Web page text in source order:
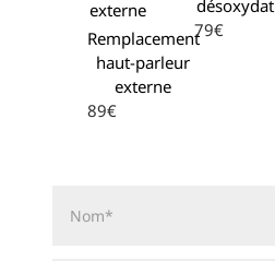
Remplacement
haut-parleur
externe
89€
79€